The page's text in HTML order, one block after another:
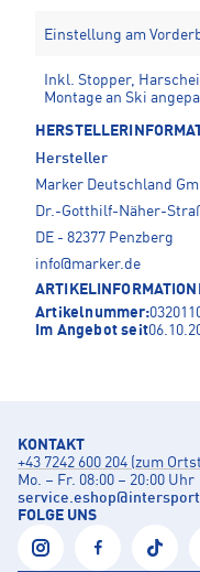
Einstellung am
Inkl. Stopper,
Montage an Ski
Hersteller
Marker Deutschland
Dr.-Gotthilf-Näher-
DE - 82377 Penzberg
info@marker.de
Artikelnummer:
Im Angebot seit
KONTAKT
+43 7242 600 204 (zum
Mo. – Fr. 08:00 – 20:00 Uhr
service.eshop@
FOLGE UNS